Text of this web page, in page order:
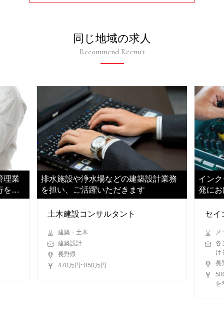
同じ地域の求人
Recommend Recruit
理業
を支
排水施設や浄水場などの建築設計業務
を担い、ご活躍いただきます
土木建設コンサルタント
建築・土木
建築設計
長野県
470万円~850万円
イン
発に
ださい
セイ
メ
各
け
長
を